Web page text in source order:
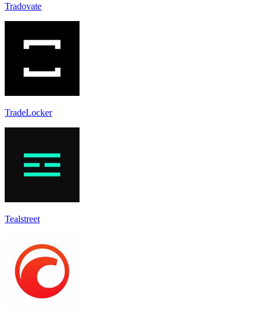
Tradovate
TradeLocker
Tealstreet